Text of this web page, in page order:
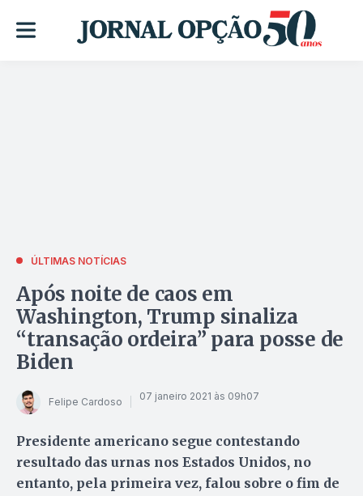
ÚLTIMAS NOTÍCIAS
Após noite de caos em
Washington, Trump sinaliza
“transação ordeira” para posse de
Biden
Felipe Cardoso 07 janeiro 2021 às 09h07
Presidente americano segue contestando
resultado das urnas nos Estados Unidos, no
entanto, pela primeira vez, falou sobre o fim de